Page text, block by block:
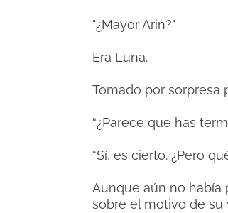
"¿Mayor Arin?"
Era Luna.
Tomado por sorpresa
“¿Parece que has
“Sí, es cierto. ¿Pero
Aunque aún no había
sobre el motivo de su